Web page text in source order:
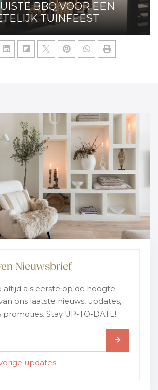
BBQ VOOR EEN
TUINFEEST
Nieuwsbrief
altijd als eerste op de hoogte
ons laatste nieuws, updates,
promoties. Stay UP-TO-DATE!
updates